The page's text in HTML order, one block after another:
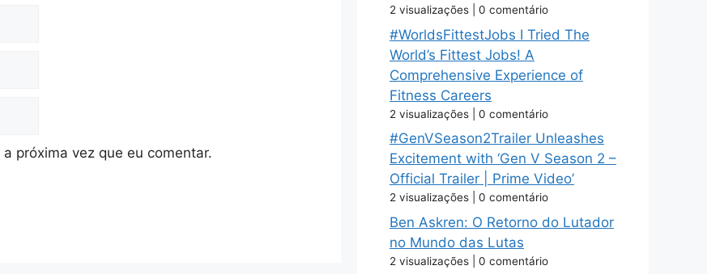
próxima vez que eu comentar.
2 visualizações 0 comentário
#WorldsFittestJobs I Tried The
World’s Fittest Jobs! A
Comprehensive Experience of
Fitness Careers
2 visualizações 0 comentário
#GenVSeason2Trailer Unleashes
Excitement with ‘Gen V Season 2 –
Official Trailer | Prime Video’
2 visualizações 0 comentário
Ben Askren: O Retorno do Lutador
no Mundo das Lutas
2 visualizações 0 comentário